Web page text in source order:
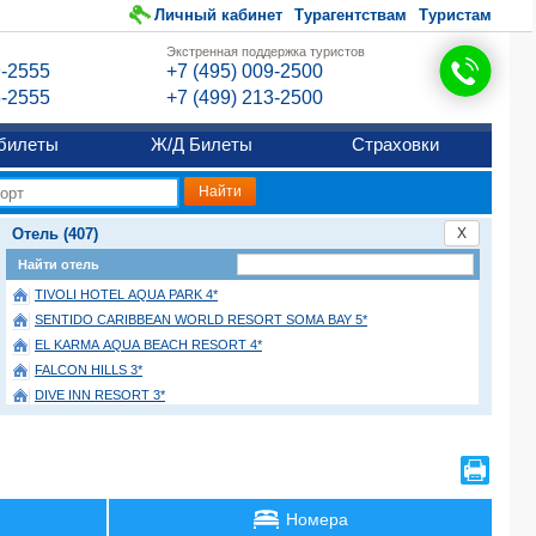
Личный кабинет Турагентствам Туристам
2555
2555
Экстренная поддержка туристов
+7 (495) 009-2500
+7 (499) 213-2500
Ж/Д Билеты Страховки
X
Отель (407)
Найти отель
TIVOLI HOTEL AQUA PARK 4*
SENTIDO CARIBBEAN WORLD RESORT SOMA BAY 5*
EL KARMA AQUA BEACH RESORT 4*
FALCON HILLS 3*
DIVE INN RESORT 3*
LABRANDA CLUB PARADISIO HOTEL EL GOUNA 4*
Номера